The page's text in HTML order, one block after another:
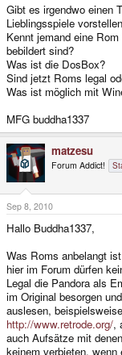
Gibt es irgendwo einen
Lieblingsspiele
Kennt jemand eine
bebildert sind?
Was ist die DosBox?
Sind jetzt Roms legal
Was ist möglich mit
MFG buddha1337
matzesu
Forum Addict!
Sep 8, 2010
Hallo Buddha1337,
Was Roms anbelangt
hier im Forum dürfen
Legal die Pandora als
im Original besorgen
auslesen,
http://www.retrode.org/,
auch Aufsätze mit
keinem verbieten, wenn